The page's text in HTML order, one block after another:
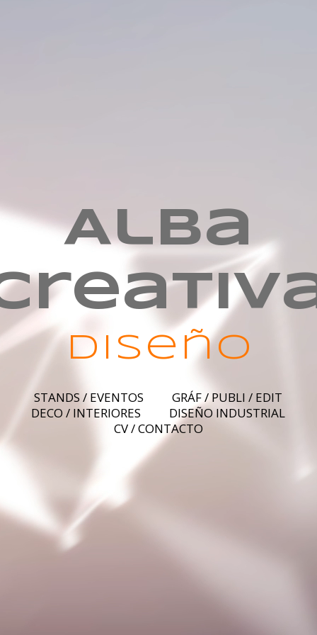
Alba
diseño
STANDS / EVENTOS
GRÁF / PUBLI / EDIT
DECO / INTERIORES
DISEÑO INDUSTRIAL
CV / CONTACTO